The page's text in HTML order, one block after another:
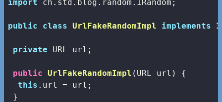
import ch.std.blog.random.IRandom;
public class UrlFakeRandomImpl implements
private URL url;
public UrlFakeRandomImpl (URL url)
{
this .url = url;
}